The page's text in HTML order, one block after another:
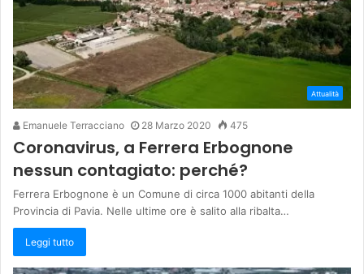
Attualità
Emanuele Terracciano 28 Marzo 2020 475
Coronavirus, a Ferrera Erbognone
nessun contagiato: perché?
Ferrera Erbognone è un Comune di circa 1000 abitanti della
Provincia di Pavia. Nelle ultime ore è salito alla ribalta…
Leggi tutto